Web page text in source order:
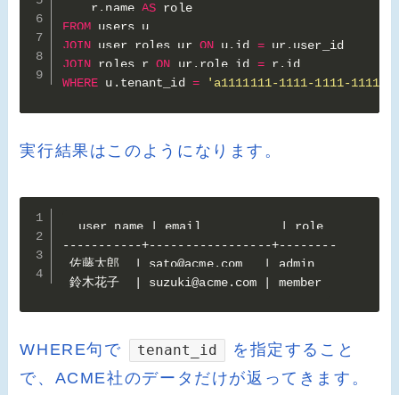
    r
. name AS
role
FROM
JOIN user_roles ur ON u. id = ur.
user_id
JOIN roles r ON ur. role_id = r.
WHERE u . tenant_id = 'a1111111-1111-1111-1111-
実行結果はこのようになります。
user_name | email           | role
-----------+-----------------+--------
佐藤太郎  | sato@acme.com   | admin
鈴木花子  | suzuki@acme.com | member
WHERE句で tenant_id
を指定すること
で、ACME社のデータだけが返ってきます。